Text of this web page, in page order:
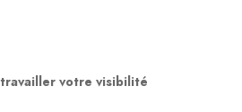
travailler votre visibilité